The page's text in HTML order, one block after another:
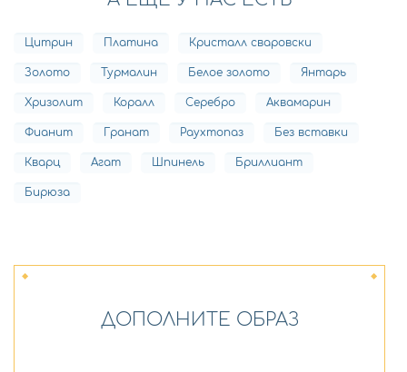
Цитрин Платина Кристалл сваровски
Золото Турмалин Белое золото Янтарь
Хризолит Коралл Серебро Аквамарин
Фианит Гранат Раухтопаз Без вставки
Кварц Агат Шпинель Бриллиант
Бирюза
ДОПОЛНИТЕ ОБРАЗ